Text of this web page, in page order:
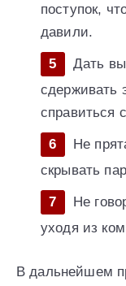
поступок,
давили.
Дать
сдерживать
справиться
Не
скрывать
Не
уходя из
В дальнейшем